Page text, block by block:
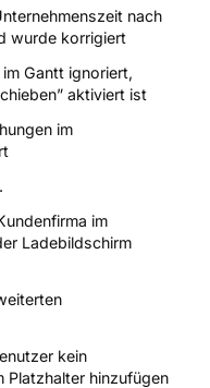
nach
wurde korrigiert
Gantt ignoriert,
aktiviert ist
im
im
Ladebildschirm
kein
Platzhalter hinzufügen